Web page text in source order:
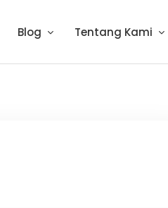
Blog Tentang Kami